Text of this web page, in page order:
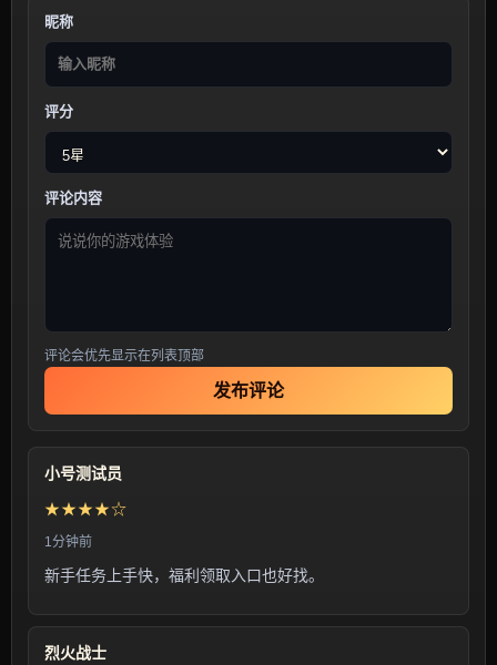
昵称
评分
评论内容
评论会优先显示在列表顶部
发布评论
小号测试员
★★★★☆
1分钟前
新手任务上手快，福利领取入口也好找。
烈火战士